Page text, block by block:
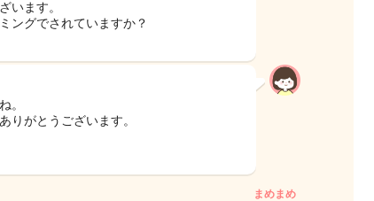
います。
ングでされていますか？
。
りがとうございます。
まめまめ